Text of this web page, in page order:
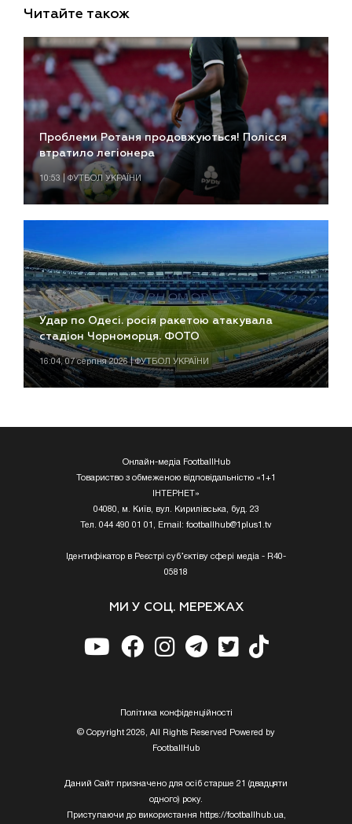
Читайте також
Проблеми Ротаня продовжуються! Полісся
втратило легіонера
10:53 | ФУТБОЛ УКРАЇНИ
Удар по Одесі. росія ракетою атакувала
стадіон Чорноморця. ФОТО
16:04, 07 серпня 2026 | ФУТБОЛ УКРАЇНИ
Онлайн-медіа FootballHub
Товариство з обмеженою відповідальністю «1+1
ІНТЕРНЕТ»
04080, м. Київ, вул. Кирилівська, буд. 23
Тел. 044 490 01 01, Email: footballhub@1plus1.tv
Ідентифікатор в Реєстрі суб’єктіву сфері медіа - R40-
05818
МИ У СОЦ. МЕРЕЖАХ
Полiтика конфiденцiйностi
© Copyright 2026, All Rights Reserved Powered by
FootballHub
Даний Сайт призначено для осіб старше 21 (двадцяти
одного) року.
Приступаючи до використання https://footballhub.ua,